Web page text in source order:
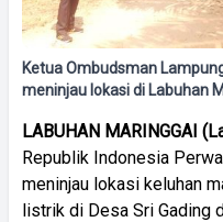
Ketua Ombudsman
meninjau lokasi di Labuhan
LABUHAN MARINGGAI
Republik Indonesia
meninjau lokasi keluhan
listrik di Desa Sri Gading